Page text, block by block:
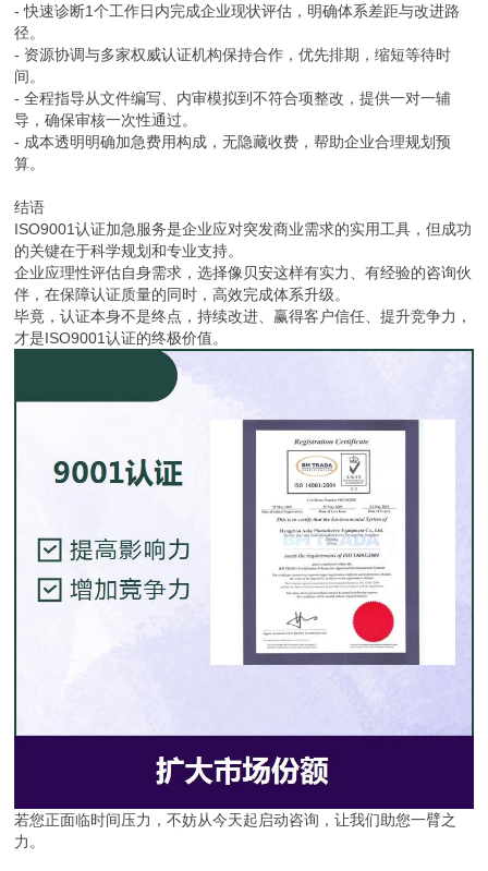
- 快速诊断1个工作日内完成企业现状评估，明确体系差距与改进路
径。
- 资源协调与多家权威认证机构保持合作，优先排期，缩短等待时
间。
- 全程指导从文件编写、内审模拟到不符合项整改，提供一对一辅
导，确保审核一次性通过。
- 成本透明明确加急费用构成，无隐藏收费，帮助企业合理规划预
算。
结语
ISO9001认证加急服务是企业应对突发商业需求的实用工具，但成功
的关键在于科学规划和专业支持。
企业应理性评估自身需求，选择像贝安这样有实力、有经验的咨询伙
伴，在保障认证质量的同时，高效完成体系升级。
毕竟，认证本身不是终点，持续改进、赢得客户信任、提升竞争力，
才是ISO9001认证的终极价值。
若您正面临时间压力，不妨从今天起启动咨询，让我们助您一臂之
力。